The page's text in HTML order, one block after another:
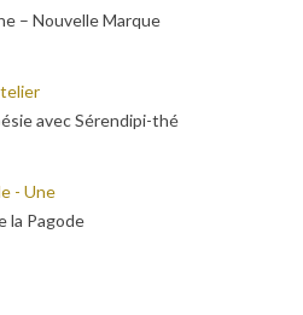
– Nouvelle Marque
avec Sérendipi-thé
la Pagode